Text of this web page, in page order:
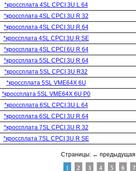
*кроссплата 4SL CPCI 3U L 64
*кроссплата 4SL CPCI 3U R 32
*кроссплата 4SL CPCI 3U R 64
*кроссплата 4SL CPCI 3U R SE
*кроссплата 4SL CPCI 6U R 64
*кроссплата 5SL CPCI 3U R 64
*кроссплата 5SL CPCI 3U R32
*кроссплата 5SL VME64X 6U
*кроссплата 5SL VME64X 6U P0
*кроссплата 6SL CPCI 3U L 64
*кроссплата 6SL CPCI 3U R 64
*кроссплата 7SL CPCI 3U R 32
*кроссплата 7SL CPCI 3U R SE
Страницы: ← предыдущая
1
2 3 4 5 6 7